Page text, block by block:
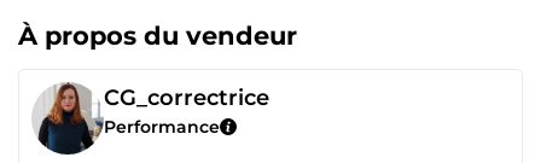
À propos du vendeur
CG_correctrice
Performance